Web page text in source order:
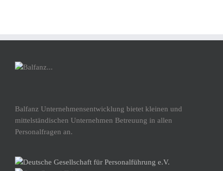
Balfanz Unternehmensentwicklung bietet kleinen und
mittelständischen Unternehmen Betreuung in allen
Personalfragen an.